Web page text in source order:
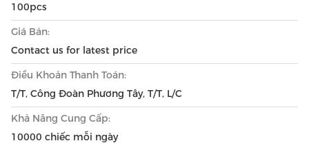
100pcs
Giá Bán:
Contact us for latest price
Điều Khoản Thanh Toán:
T/T, Công Đoàn Phương Tây, T/T, L/C
Khả Năng Cung Cấp:
10000 chiếc mỗi ngày